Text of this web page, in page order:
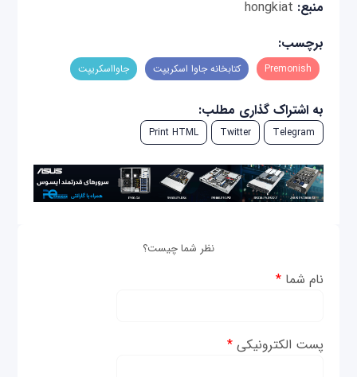
منبع: hongkiat
برچسب:
Premonish کتابخانه جاوا اسکریپت جاوااسکریپت
به اشتراک گذاری مطلب:
Telegram
Twitter
Print HTML
نظر شما چیست؟
نام شما*
پست الکترونیکی*